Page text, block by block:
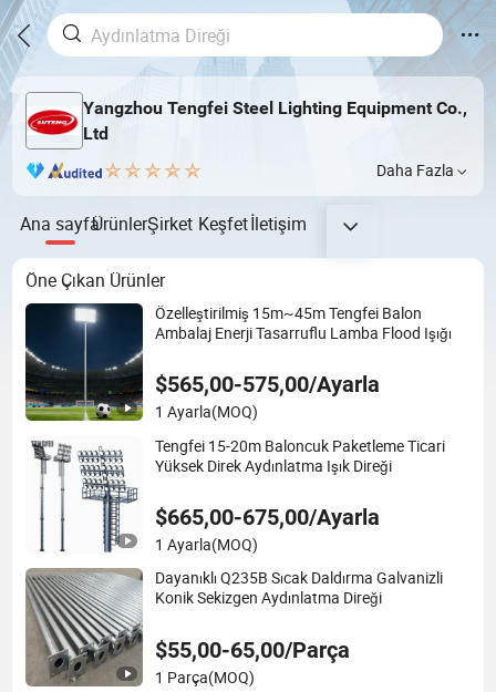
Yangzhou Tengfei Steel Lighting Equipment Co.,
Ltd
Daha Fazla
Ana sayfaÜrünlerŞirket Keşfetİletişim
Öne Çıkan Ürünler
Özelleştirilmiş 15m~45m Tengfei Balon
Ambalaj Enerji Tasarruflu Lamba Flood Işığı
$565,00-575,00/Ayarla
1 Ayarla(MOQ)
Tengfei 15-20m Baloncuk Paketleme Ticari
Yüksek Direk Aydınlatma Işık Direği
$665,00-675,00/Ayarla
1 Ayarla(MOQ)
Dayanıklı Q235B Sıcak Daldırma Galvanizli
Konik Sekizgen Aydınlatma Direği
$55,00-65,00/Parça
1 Parça(MOQ)